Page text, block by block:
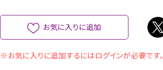
お気に入りに追加
※お気に入りに追加するにはログインが必要です。